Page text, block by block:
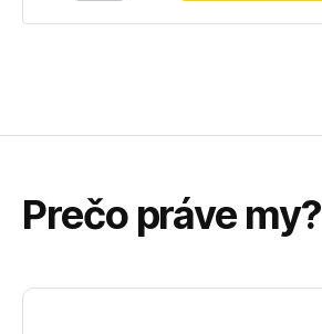
Prečo práve my?